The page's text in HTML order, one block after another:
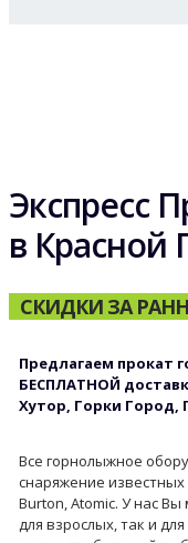
Экспресс
в Красной
СКИДКИ ЗА
Предлагаем прокат
БЕСПЛАТНОЙ
Хутор, Горки Город,
Все горнолыжное
снаряжение
Burton, Atomic. У нас
для взрослых, так и